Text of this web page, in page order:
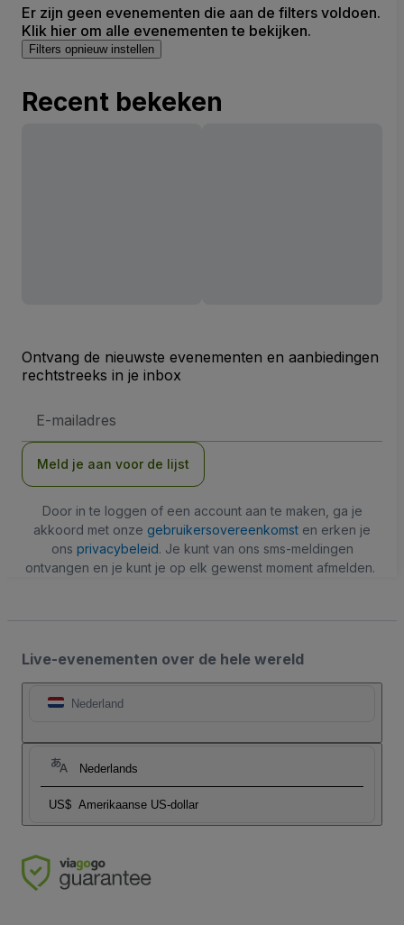
Er zijn geen evenementen die aan de filters voldoen.
Klik hier om alle evenementen te bekijken.
Filters opnieuw instellen
Recent bekeken
Ontvang de nieuwste evenementen en aanbiedingen
rechtstreeks in je inbox
mailadres
Meld je aan voor de lijst
Door in te loggen of een account aan te maken, ga je
akkoord met onze gebruikersovereenkomst en erken je
ons privacybeleid. Je kunt van ons sms-meldingen
ontvangen en je kunt je op elk gewenst moment afmelden.
Live-evenementen over de hele wereld
Nederland
Nederlands
US$ Amerikaanse US-dollar